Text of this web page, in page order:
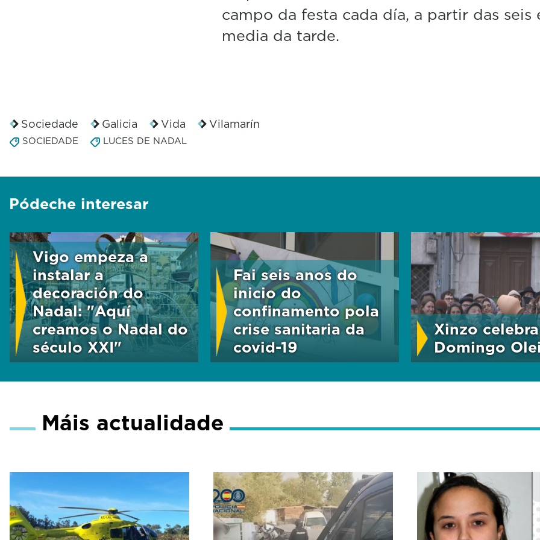
campo da festa cada día, a partir das seis
media da tarde.
Sociedade Galicia Vida Vilamarín
SOCIEDADE LUCES DE NADAL
Pódeche interesar
Vigo empeza a
instalar a
decoración do
Nadal: "Aquí
creamos o Nadal do
século XXI"
Fai seis anos do
inicio do
confinamento pola
crise sanitaria da
covid-19
Xinzo
Domingo
Máis actualidade